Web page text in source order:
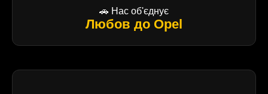
🚗 Нас об'єднує
Любов до Opel